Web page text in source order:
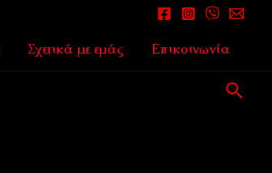
Σχετικά με εμάς Επικοινωνία